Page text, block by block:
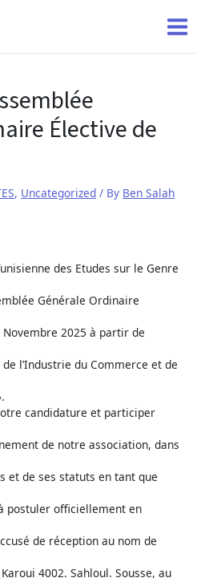
Élective de
, Uncategorized / By Ben Salah
des Etudes sur le Genre
Générale Ordinaire
2025 à partir de
de l’Industrie du Commerce et de
candidature et participer
de notre association, dans
et de ses statuts en tant que
postuler officiellement en
de réception au nom de
4002. Sahloul. Sousse, au